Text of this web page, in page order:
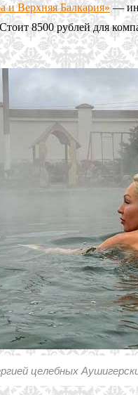
и Верхняя Балкария»—
8500 рублей для
целебных